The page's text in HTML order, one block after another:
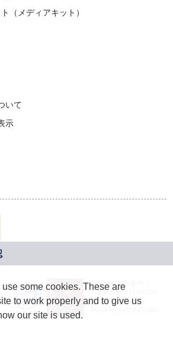
（メディアキット）
いて
示
JASRAC許諾番号：
9024936001Y45037
JASRAC許諾番号：
some cookies. These are
to work properly and to give us
our site is used.